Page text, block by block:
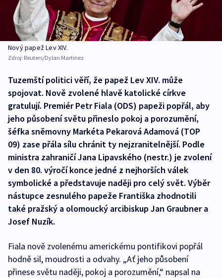
Nový papež Lev XIV.
Zdroj: Reuters/Dylan Martinez
Tuzemští politici věří, že papež Lev XIV. může
spojovat. Nově zvolené hlavě katolické církve
gratulují. Premiér Petr Fiala (ODS) papeži popřál, aby
jeho působení světu přineslo pokoj a porozumění,
šéfka sněmovny Markéta Pekarová Adamová (TOP
09) zase přála sílu chránit ty nejzranitelnější. Podle
ministra zahraničí Jana Lipavského (nestr.) je zvolení
v den 80. výročí konce jedné z nejhorších válek
symbolické a představuje naději pro celý svět. Výběr
nástupce zesnulého papeže Františka zhodnotili
také pražský a olomoucký arcibiskup Jan Graubner a
Josef Nuzík.
Fiala nově zvolenému americkému pontifikovi popřál
hodně sil, moudrosti a odvahy. „Ať jeho působení
přinese světu naději, pokoj a porozumění,“ napsal na